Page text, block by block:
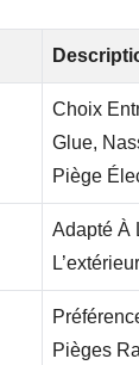
Choix
Glue,
Piège
Adapté À
L’extérieur
Pièges